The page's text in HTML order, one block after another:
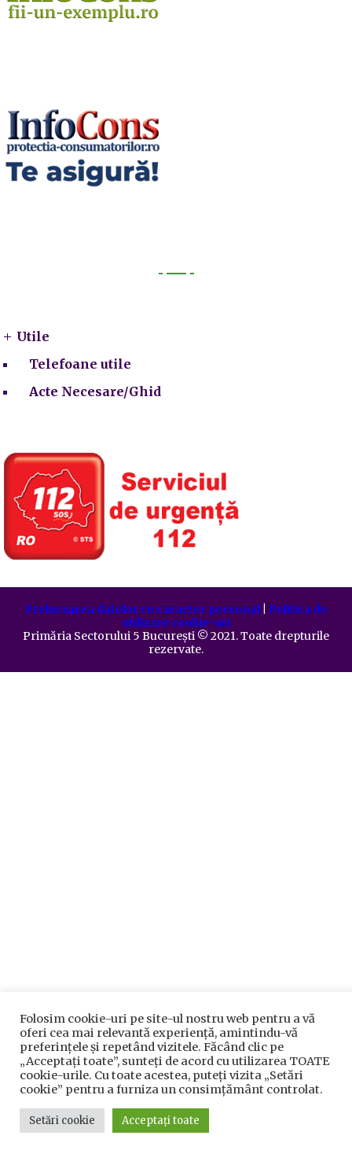
Utile
Telefoane utile
Acte Necesare/Ghid
Prelucrarea datelor cu caracter personal| Politica de
utilizare cookie-uri
Primăria Sectorului 5 București ©️ 2021. Toate drepturile
rezervate.
Folosim cookie-uri pe site-ul nostru web pentru a vă
oferi cea mai relevantă experiență, amintindu-vă
preferințele și repetând vizitele. Făcând clic pe
„Acceptați toate”, sunteți de acord cu utilizarea TOATE
cookie-urile. Cu toate acestea, puteți vizita „Setări
cookie” pentru a furniza un consimțământ controlat.
Setări cookie Acceptați toate